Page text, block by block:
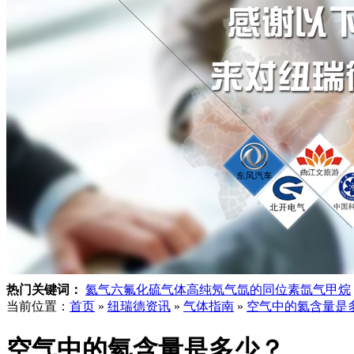
热门关键词： 氦气六氟化硫气体高纯氖气氙的同位素氙气甲烷
当前位置： 首页 » 纽瑞德资讯 » 气体指南 » 空气中的氦含量是